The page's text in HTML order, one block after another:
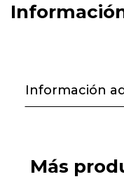
Información
Más